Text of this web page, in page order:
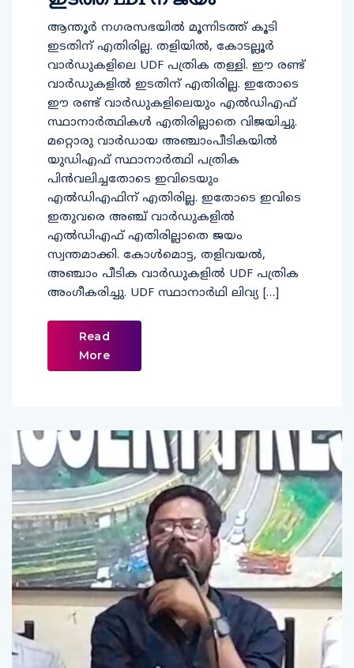
ആന്തൂർ നഗരസഭയിൽ മൂന്നിടത്ത് കൂടി
ഇടതിന് എതിരില്ല. തളിയിൽ, കോടല്ലൂർ
വാർഡുകളിലെ UDF പത്രിക തള്ളി. ഈ രണ്ട്‌
വാർഡുകളിൽ ഇടതിന് എതിരില്ല. ഇതോടെ
ഈ രണ്ട് വാർഡുകളിലെയും എൽഡിഎഫ്
സ്ഥാനാർത്ഥികൾ എതിരില്ലാതെ വിജയിച്ചു.
മറ്റൊരു വാർഡായ അഞ്ചാംപീടികയിൽ
യുഡിഎഫ് സ്ഥാനാർത്ഥി പത്രിക
പിൻവലിച്ചതോടെ ഇവിടെയും
എൽഡിഎഫിന് എതിരില്ല. ഇതോടെ ഇവിടെ
ഇതുവരെ അഞ്ച് വാർഡുകളിൽ
എൽഡിഎഫ് എതിരില്ലാതെ ജയം
സ്വന്തമാക്കി. കോൾമൊട്ട, തളിവയൽ,
അഞ്ചാം പീടിക വാർഡുകളിൽ UDF പത്രിക
അംഗീകരിച്ചു. UDF സ്ഥാനാർഥി ലിവ്യ […]
Read
More